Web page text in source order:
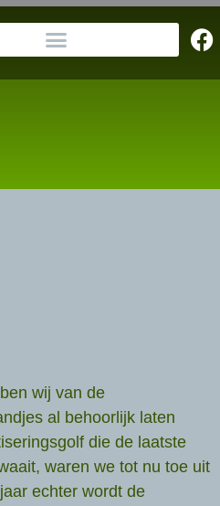
wij van de
al behoorlijk laten
die de laatste
waren we tot nu toe uit
echter wordt de